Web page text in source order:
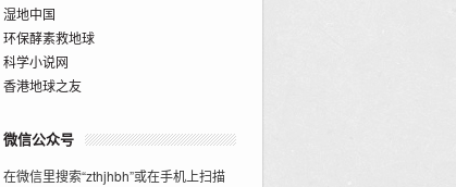
湿地中国
环保酵素救地球
科学小说网
香港地球之友
微信公众号
在微信里搜索“zthjhbh”或在手机上扫描